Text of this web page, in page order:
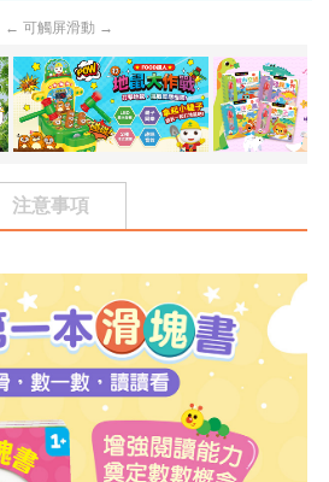
← 可觸屏滑動 →
注意事項